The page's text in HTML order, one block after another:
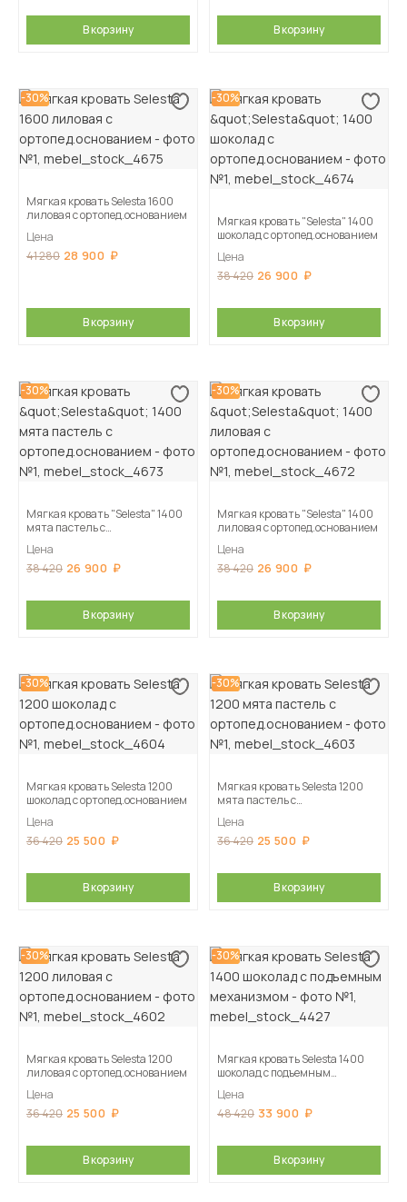
В корзину В корзину
-30%
Мягкая кровать Selesta 1600
лиловая с ортопед.основанием
Цена
41 280 28 900
В корзину
-30%
Мягкая кровать "Selesta" 1400
шоколад с ортопед.основанием
Цена
38 420 26 900
В корзину
-30%
Мягкая кровать "Selesta" 1400
мята пастель с
Цена
38 420 26 900
В корзину
-30%
Мягкая кровать "Selesta" 1400
лиловая с ортопед.основанием
Цена
38 420 26 900
В корзину
-30%
Мягкая кровать Selesta 1200
шоколад с ортопед.основанием
Цена
36 420 25 500
В корзину
-30%
Мягкая кровать Selesta 1200
мята пастель с
Цена
36 420 25 500
В корзину
-30%
Мягкая кровать Selesta 1200
лиловая с ортопед.основанием
Цена
36 420 25 500
В корзину
-30%
Мягкая кровать Selesta 1400
шоколад с подъемным
Цена
48 420 33 900
В корзину